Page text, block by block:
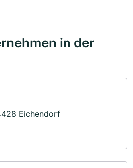
in der
Eichendorf